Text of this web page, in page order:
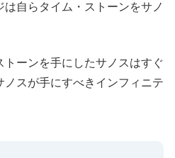
は自らタイム・ストーンをサノ
トーンを手にしたサノスはすぐ
スが手にすべきインフィニテ